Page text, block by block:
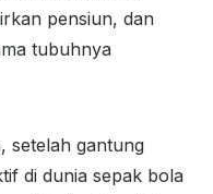
pensiun, dan
tubuhnya
setelah gantung
di dunia sepak bola